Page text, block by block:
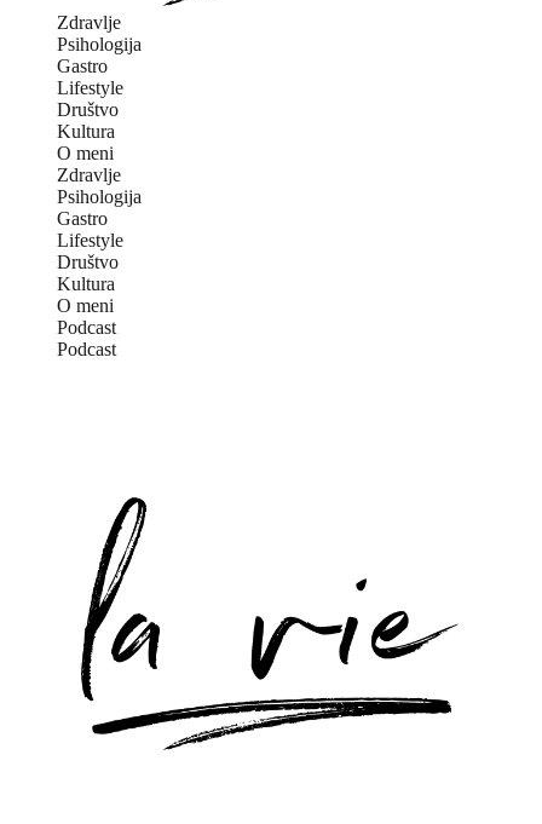
Zdravlje
Psihologija
Gastro
Lifestyle
Društvo
Kultura
O meni
Zdravlje
Psihologija
Gastro
Lifestyle
Društvo
Kultura
O meni
Podcast
Podcast